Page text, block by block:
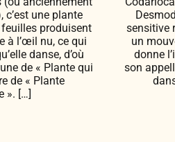
une plante
produisent
à l’œil nu, ce qui
danse, d’où
de « Plante qui
de « Plante
». […]
sensitive
un
donne
son